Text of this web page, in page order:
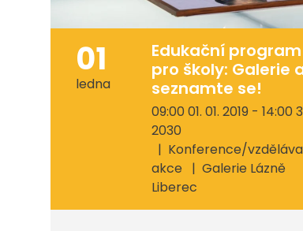
01
ledna
Edukační program
pro školy: Galerie
seznamte se!
09:00 01. 01. 2019 - 14:00
2030
Konference/
akce
Galerie Lázně
Liberec